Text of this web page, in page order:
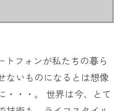
トフォンが私たちの暮ら
ないものになるとは想像
・・・。 世界は今、とて